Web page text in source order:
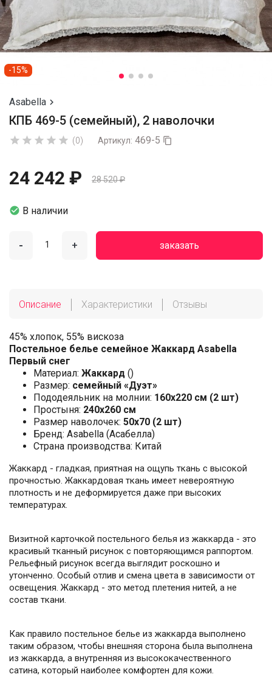
-15%
Asabella 
КПБ 469-5 (семейный), 2 наволочки
     (0) Артикул: 469-5 
24 242 ₽ 28 520 ₽
 В наличии
- + заказать
Описание Характеристики Отзывы
45% хлопок, 55% вискоза
Постельное белье семейное Жаккард Asabella
Первый снег
Материал: Жаккард ()
Размер: семейный «Дуэт»
Пододеяльник на молнии: 160х220 см (2 шт)
Простыня: 240х260 см
Размер наволочек: 50x70 (2 шт)
Бренд: Asabella (Асабелла)
Страна производства: Китай
Жаккард - гладкая, приятная на ощупь ткань с высокой
прочностью. Жаккардовая ткань имеет невероятную
плотность и не деформируется даже при высоких
температурах.
Визитной карточкой постельного белья из жаккарда - это
красивый тканный рисунок с повторяющимся раппортом.
Рельефный рисунок всегда выглядит роскошно и
утонченно. Особый отлив и смена цвета в зависимости от
освещения. Жаккард - это метод плетения нитей, а не
состав ткани.
Как правило постельное белье из жаккарда выполнено
таким образом, чтобы внешняя сторона была выполнена
из жаккарда, а внутренняя из высококачественного
сатина, который наиболее комфортен для кожи.